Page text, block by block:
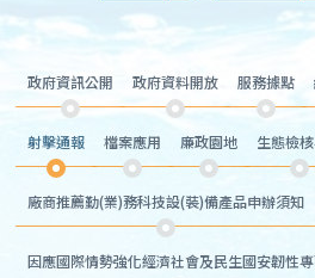
政府資訊公開 政府資料開放 服務據點
射擊通報 檔案應用 廉政園地 生態檢
廠商推薦勤(業)務科技設(裝)備產品申辦須知
因應國際情勢強化經濟社會及民生國安韌性